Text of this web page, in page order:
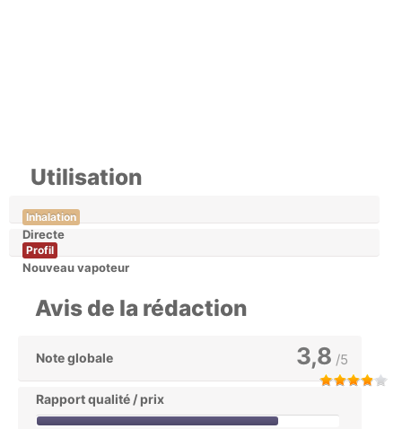
Utilisation
Inhalation
Directe
Profil
Nouveau vapoteur
Avis de la rédaction
Note globale 3,8 /5
Rapport qualité / prix